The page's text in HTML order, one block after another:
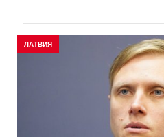
ЛАТВИЯ